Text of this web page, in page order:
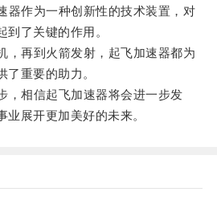
作为一种创新性的技术装置，对
到了关键的作用。
再到火箭发射，起飞加速器都为
了重要的助力。
相信起飞加速器将会进一步发
业展开更加美好的未来。